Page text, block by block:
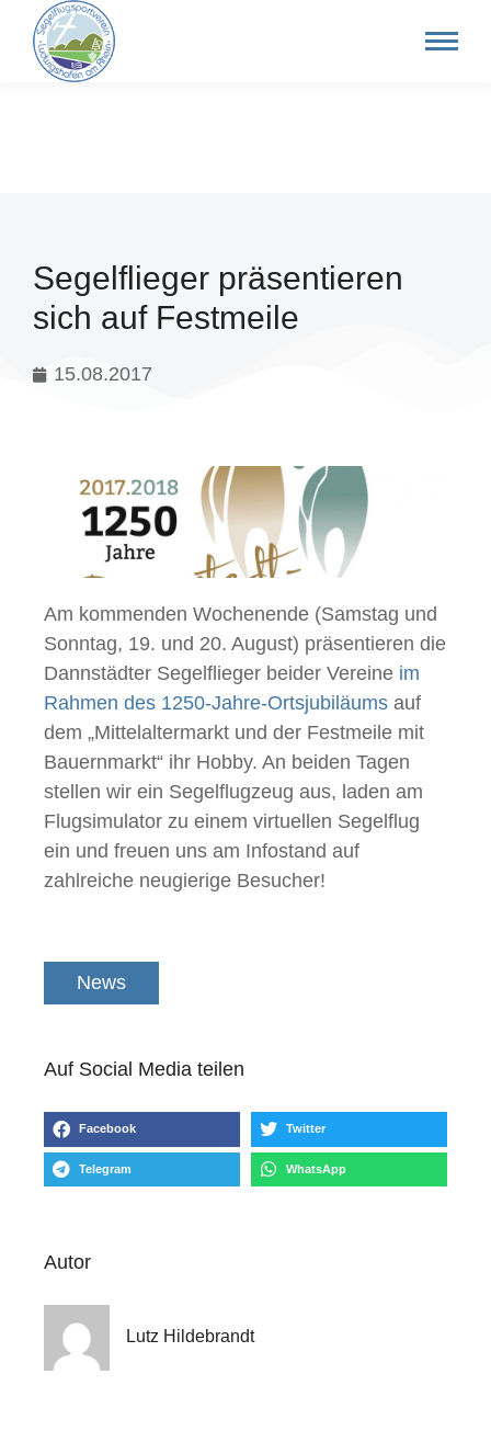
Segelflieger präsentieren
sich auf Festmeile
15.08.2017
Am kommenden Wochenende (Samstag und
Sonntag, 19. und 20. August) präsentieren die
Dannstädter Segelflieger beider Vereine im
Rahmen des 1250-Jahre-Ortsjubiläums auf
dem „Mittelaltermarkt und der Festmeile mit
Bauernmarkt“ ihr Hobby. An beiden Tagen
stellen wir ein Segelflugzeug aus, laden am
Flugsimulator zu einem virtuellen Segelflug
ein und freuen uns am Infostand auf
zahlreiche neugierige Besucher!
News
Auf Social Media teilen
Facebook Twitter
Telegram WhatsApp
Autor
Lutz Hildebrandt